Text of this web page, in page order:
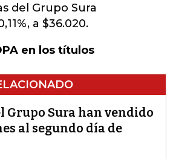
del Grupo Sura
a $36.020.
en los títulos
Grupo Sura han vendido
al segundo día de